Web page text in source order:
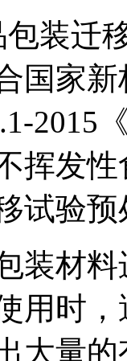
包装迁
国家新
2015
挥发
试验预
装材
用时
大量